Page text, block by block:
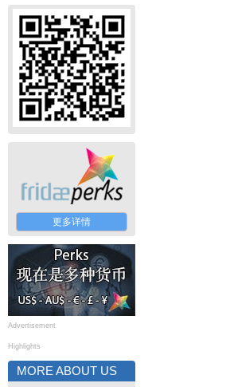
更多详情
Advertisement
Highlights
MORE ABOUT US